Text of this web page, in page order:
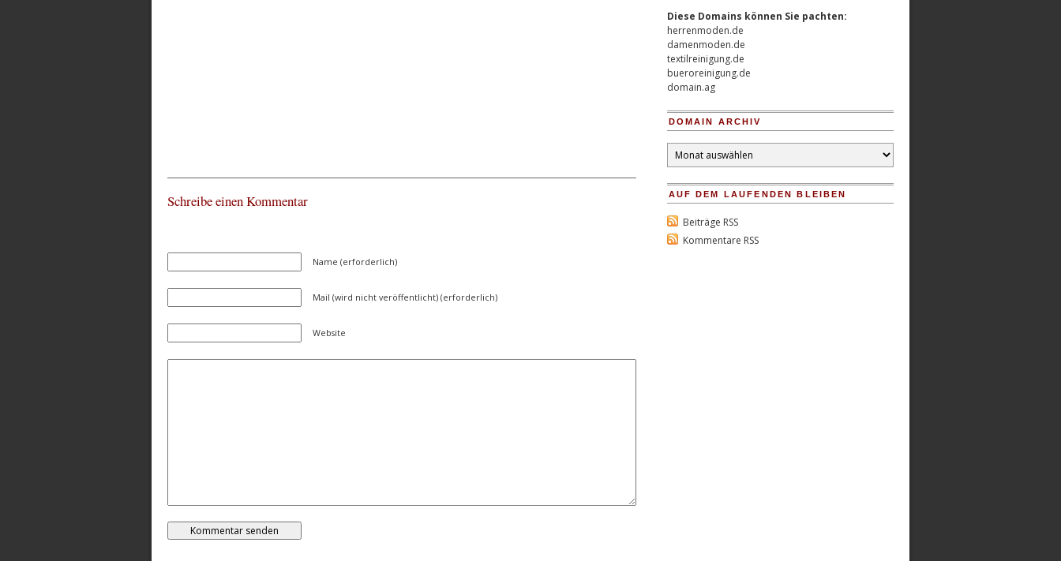
Schreibe einen Kommentar
Name (erforderlich)
Mail (wird nicht veröffentlicht) (erforderlich)
Website
Diese Domains können Sie pachten:
herrenmoden.de
damenmoden.de
textilreinigung.de
bueroreinigung.de
domain.ag
DOMAIN ARCHIV
Domain
Archiv
AUF DEM LAUFENDEN BLEIBEN
Beiträge RSS
Kommentare RSS